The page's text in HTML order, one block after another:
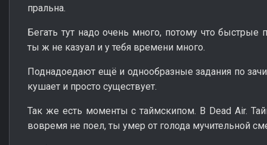
пральна.
Бегать тут надо очень много, потому что
ты ж не казуал и у тебя времени много.
Поднадоедают ещё и однообразные задания по
кушает и просто существует.
Так же есть моменты с таймскипом. В Dead Air.
вовремя не поел, ты умер от голода мучительной